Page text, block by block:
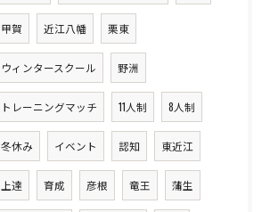
甲賀 近江八幡 栗東
ウィンタースクール 野洲
トレーニングマッチ 11人制 8人制
冬休み イベント 認知 東近江
上達 育成 彦根 竜王 蒲生